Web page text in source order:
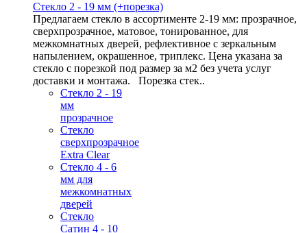
Стекло 2 - 19 мм (+порезка)
Предлагаем стекло в ассортименте 2-19 мм: прозрачное,
сверхпрозрачное, матовое, тонированное, для
межкомнатных дверей, рефлективное с зеркальным
напылением, окрашенное, триплекс. Цена указана за
стекло с порезкой под размер за м2 без учета услуг
доставки и монтажа. Порезка стек..
Стекло 2 - 19
мм
прозрачное
Стекло
сверхпрозрачное
Extra Clear
Стекло 4 - 6
мм для
межкомнатных
дверей
Стекло
Сатин 4 - 10